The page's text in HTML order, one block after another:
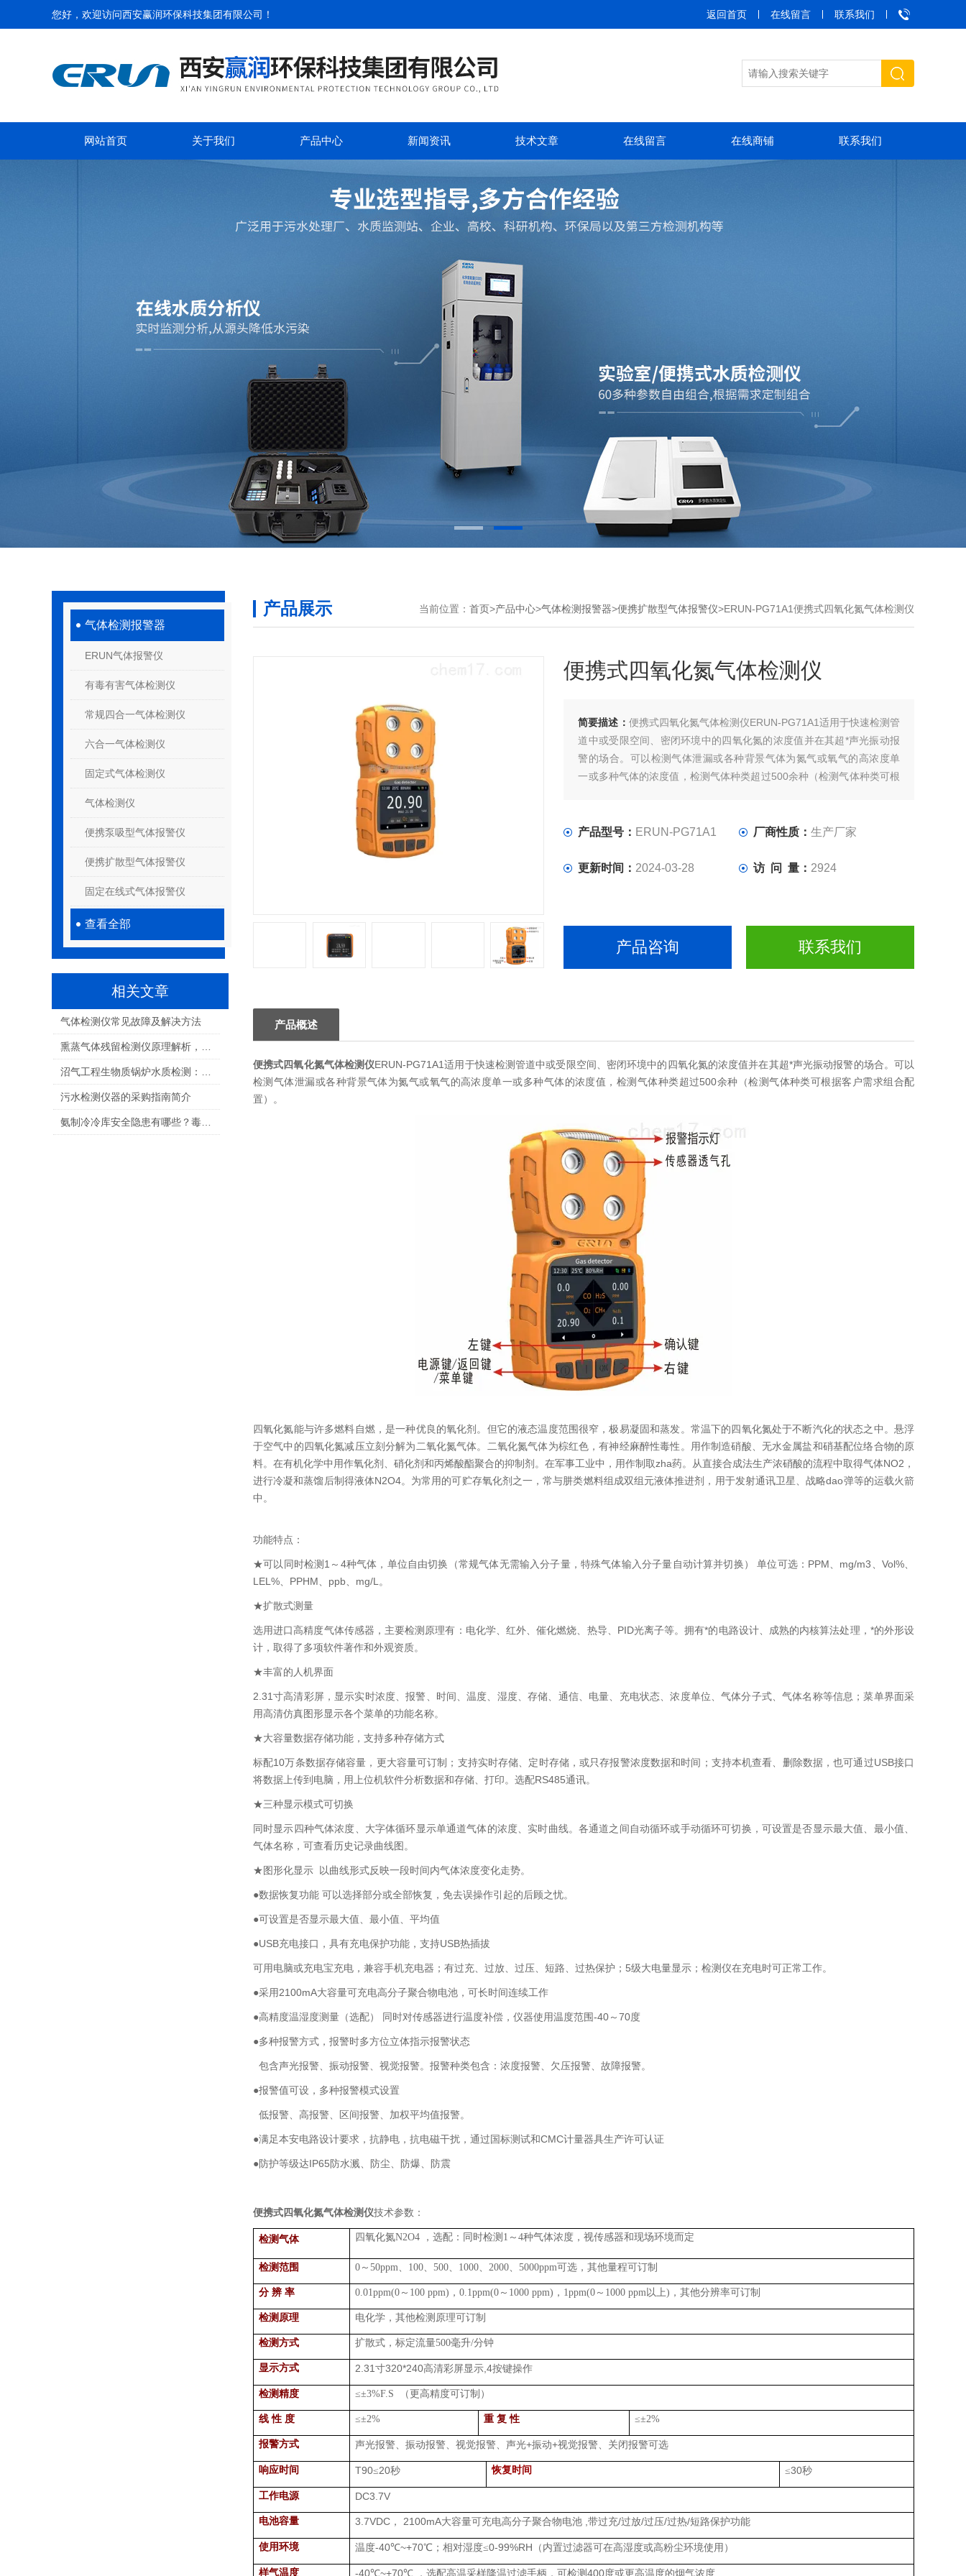
您好，欢迎访问西安赢润环保科技集团有限公司 ！ 返回首页 在线留言 联系我们
网站首页 关于我们 产品中心 新闻资讯 技术文章 在线留言 在线商铺 联系我们
气体检测报警器
ERUN气体报警仪
有毒有害气体检测仪
常规四合一气体检测仪
六合一气体检测仪
固定式气体检测仪
气体检测仪
便携泵吸型气体报警仪
便携扩散型气体报警仪
固定在线式气体报警仪
查看全部
相关文章
气体检测仪常见故障及解决方法
污水检测仪器的采购指南简介
产品展示 当前位置： 首页>产品中心>气体检测报警器>便携扩散型气体报警仪>ERUN-PG71A1便携式四氧化氮气体检测仪
便携式四氧化氮气体检测仪
简要描述： 便携式四氧化氮气体检测仪ERUN-PG71A1适用于快速检测管
道中或受限空间、密闭环境中的四氧化氮的浓度值并在其超*声光振动报
警的场合。可以检测气体泄漏或各种背景气体为氮气或氧气的高浓度单
一或多种气体的浓度值，检测气体种类超过500余种（检测气体种类可根
产品型号： ERUN-PG71A1 厂商性质：生产厂家
更新时间： 2024-03-28 访 问 量： 2924
产品咨询 联系我们
产品概述
便携式四氧化氮气体检测仪ERUN-PG71A1适用于快速检测管道中或受限空间、密闭环境中的四氧化氮的浓度值并在其超*声光振动报警的场合。可以
检测气体泄漏或各种背景气体为氮气或氧气的高浓度单一或多种气体的浓度值，检测气体种类超过500余种（检测气体种类可根据客户需求组合配
置）。
四氧化氮能与许多燃料自燃，是一种优良的氧化剂。但它的液态温度范围很窄，极易凝固和蒸发。常温下的四氧化氮处于不断汽化的状态之中。悬浮
于空气中的四氧化氮减压立刻分解为二氧化氮气体。二氧化氮气体为棕红色，有神经麻醉性毒性。用作制造硝酸、无水金属盐和硝基配位络合物的原
料。在有机化学中用作氧化剂、硝化剂和丙烯酸酯聚合的抑制剂。在军事工业中，用作制取zha药。从直接合成法生产浓硝酸的流程中取得气体NO2，
进行冷凝和蒸馏后制得液体N2O4。为常用的可贮存氧化剂之一，常与肼类燃料组成双组元液体推进剂，用于发射通讯卫星、战略dao弹等的运载火箭
中。
功能特点：
★可以同时检测1～4种气体，单位自由切换（常规气体无需输入分子量，特殊气体输入分子量自动计算并切换） 单位可选：PPM、mg/m3、Vol%、
LEL%、PPHM、ppb、mg/L。
★扩散式测量
选用进口高精度气体传感器，主要检测原理有：电化学、红外、催化燃烧、热导、PID光离子等。拥有*的电路设计、成熟的内核算法处理，*的外形设
计，取得了多项软件著作和外观资质。
★丰富的人机界面
2.31寸高清彩屏，显示实时浓度、报警、时间、温度、湿度、存储、通信、电量、充电状态、浓度单位、气体分子式、气体名称等信息；菜单界面采
用高清仿真图形显示各个菜单的功能名称。
★大容量数据存储功能，支持多种存储方式
标配10万条数据存储容量，更大容量可订制；支持实时存储、定时存储，或只存报警浓度数据和时间；支持本机查看、删除数据，也可通过USB接口
将数据上传到电脑，用上位机软件分析数据和存储、打印。选配RS485通讯。
★三种显示模式可切换
同时显示四种气体浓度、大字体循环显示单通道气体的浓度、实时曲线。各通道之间自动循环或手动循环可切换，可设置是否显示最大值、最小值、
气体名称，可查看历史记录曲线图。
★图形化显示 以曲线形式反映一段时间内气体浓度变化走势。
●数据恢复功能 可以选择部分或全部恢复，免去误操作引起的后顾之忧。
●可设置是否显示最大值、最小值、平均值
●USB充电接口，具有充电保护功能，支持USB热插拔
可用电脑或充电宝充电，兼容手机充电器；有过充、过放、过压、短路、过热保护；5级大电量显示；检测仪在充电时可正常工作。
●采用2100mA大容量可充电高分子聚合物电池，可长时间连续工作
●高精度温湿度测量（选配） 同时对传感器进行温度补偿，仪器使用温度范围-40～70度
●多种报警方式，报警时多方位立体指示报警状态
包含声光报警、振动报警、视觉报警。报警种类包含：浓度报警、欠压报警、故障报警。
●报警值可设，多种报警模式设置
低报警、高报警、区间报警、加权平均值报警。
●满足本安电路设计要求，抗静电，抗电磁干扰，通过国标测试和CMC计量器具生产许可认证
●防护等级达IP65防水溅、防尘、防爆、防震
便携式四氧化氮气体检测仪技术参数：
检测气体 四氧化氮N2O4 ，选配：同时检测 1 ～4种气体浓度，视传感器和现场环境而定
检测范围 0 ～50ppm、 100、500、 1000、2000、5000ppm可选，其他量程可订制
分 辨 率 0.01ppm(0 ～ 100 ppm) ，0.1ppm(0 ～ 1000 ppm) ， 1ppm(0 ～ 1000 ppm以上) ，其他分辨率可订制
检测原理 电化学，其他检测原理可订制
检测方式 扩散式，标定流量500毫升/分钟
显示方式 2.31寸320*240高清彩屏显示 ,4按键操作
检测精度 ≤±3%F.S （更高精度可订制）
线 性 度 ≤±2% 重 复 性 ≤±2%
报警方式 声光报警、振动报警、视觉报警、声光+振动+视觉报警、关闭报警可选
响应时间 T90≤20秒 恢复时间 ≤30秒
工作电源 DC3.7V
电池容量 3.7VDC ， 2100mA大容量可充电高分子聚合物电池 ,带过充/过放/过压/过热/短路保护功能
使用环境 温度-40℃~+70℃；相对湿度≤0-99%RH （内置过滤器可在高湿度或高粉尘环境使用）
样气温度 -40℃~+70℃ ，选配高温采样降温过滤手柄，可检测400 度或更高温度的烟气浓度